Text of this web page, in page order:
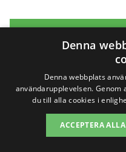
Sök efter en
Denna
Denna webbplats
användarupplevelsen.
du till alla cookies i
ACCEPTERA ALLA